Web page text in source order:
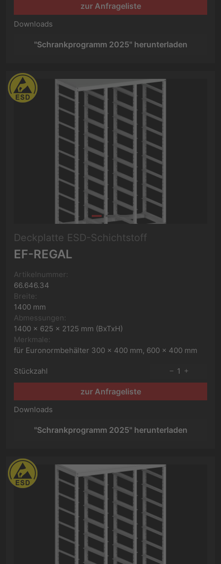
zur Anfrageliste
Downloads
"Schrankprogramm 2025" herunterladen
Deckplatte ESD-Schichtstoff
EF-REGAL
Artikelnummer:
66.646.34
Breite:
1400 mm
Abmessungen:
1400 x 625 x 2125 mm (BxTxH)
Merkmale:
für Euronormbehälter 300 x 400 mm, 600 x 400 mm
Stückzahl 1
zur Anfrageliste
Downloads
"Schrankprogramm 2025" herunterladen